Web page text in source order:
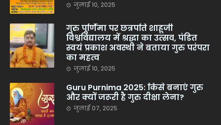
जुलाई 10, 2025
गुरु पूर्णिमा पर छत्रपति शाहूजी
विश्वविद्यालय में श्रद्धा का उत्सव, पंडित
स्वयं प्रकाश अवस्थी ने बताया गुरु परंपरा
का महत्व
जुलाई 10, 2025
Guru Purnima 2025: किसे बनाएं गुरु
और क्यों जरूरी है गुरु दीक्षा लेना?
जुलाई 07, 2025